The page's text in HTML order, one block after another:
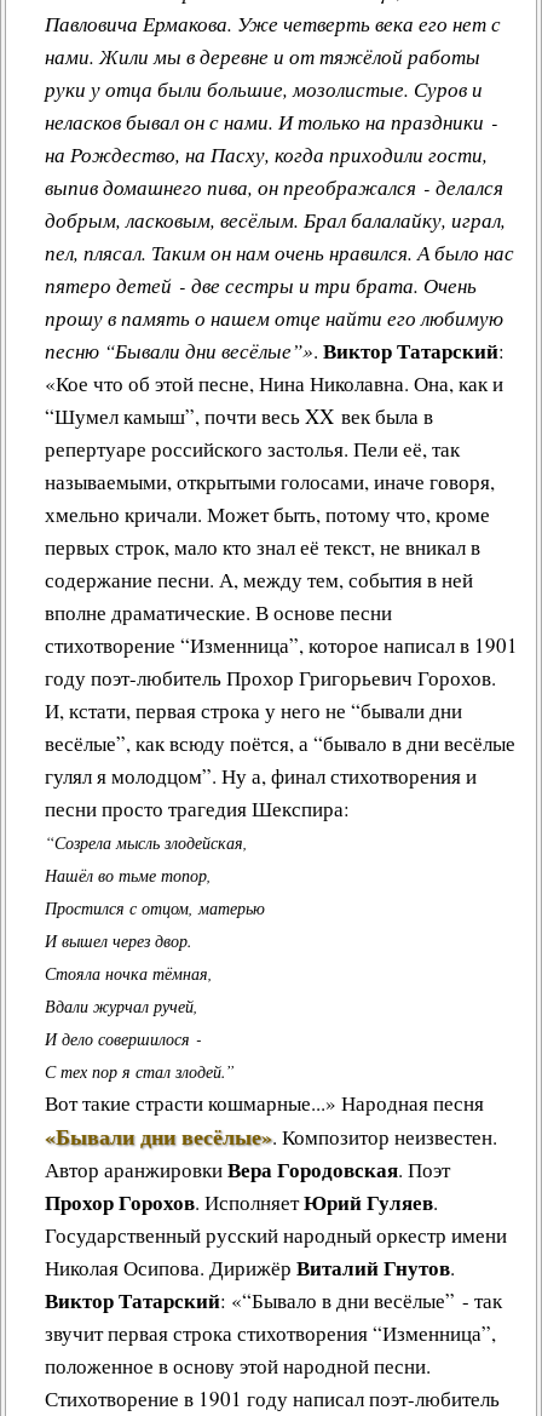
Павловича Ермакова. Уже четверть века его нет с
нами. Жили мы в деревне и от тяжёлой работы
руки у отца были большие, мозолистые. Суров и
неласков бывал он с нами. И только на праздники -
на Рождество, на Пасху, когда приходили гости,
выпив домашнего пива, он преображался - делался
добрым, ласковым, весёлым. Брал балалайку, играл,
пел, плясал. Таким он нам очень нравился. А было нас
пятеро детей - две сестры и три брата. Очень
прошу в память о нашем отце найти его любимую
песню “Бывали дни весёлые”». Виктор Татарский:
«Кое что об этой песне, Нина Николавна. Она, как и
“Шумел камыш”, почти весь XX век была в
репертуаре российского застолья. Пели её, так
называемыми, открытыми голосами, иначе говоря,
хмельно кричали. Может быть, потому что, кроме
первых строк, мало кто знал её текст, не вникал в
содержание песни. А, между тем, события в ней
вполне драматические. В основе песни
стихотворение “Изменница”, которое написал в 1901
году поэт-любитель Прохор Григорьевич Горохов.
И, кстати, первая строка у него не “бывали дни
весёлые”, как всюду поётся, а “бывало в дни весёлые
гулял я молодцом”. Ну а, финал стихотворения и
песни просто трагедия Шекспира:
“Созрела мысль злодейская,
Нашёл во тьме топор,
Простился с отцом, матерью
И вышел через двор.
Стояла ночка тёмная,
Вдали журчал ручей,
И дело совершилося -
С тех пор я стал злодей.”
Вот такие страсти кошмарные...» Народная песня
«Бывали дни весёлые». Композитор неизвестен.
Автор аранжировкиВера Городовская. Поэт
Прохор Горохов. ИсполняетЮрий Гуляев.
Государственный русский народный оркестр имени
Николая Осипова. Дирижёр Виталий Гнутов.
Виктор Татарский: «“Бывало в дни весёлые” - так
звучит первая строка стихотворения “Изменница”,
положенное в основу этой народной песни.
Стихотворение в 1901 году написал поэт-любитель